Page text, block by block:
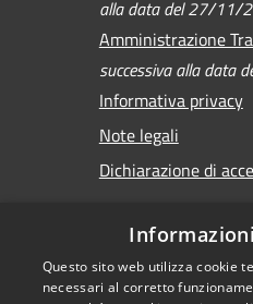
alla data del 27/11/
Amministrazione
successiva alla data
Informativa privacy
Note legali
Dichiarazione di
RSS
Questo sito web utilizza cookie
necessari al corretto